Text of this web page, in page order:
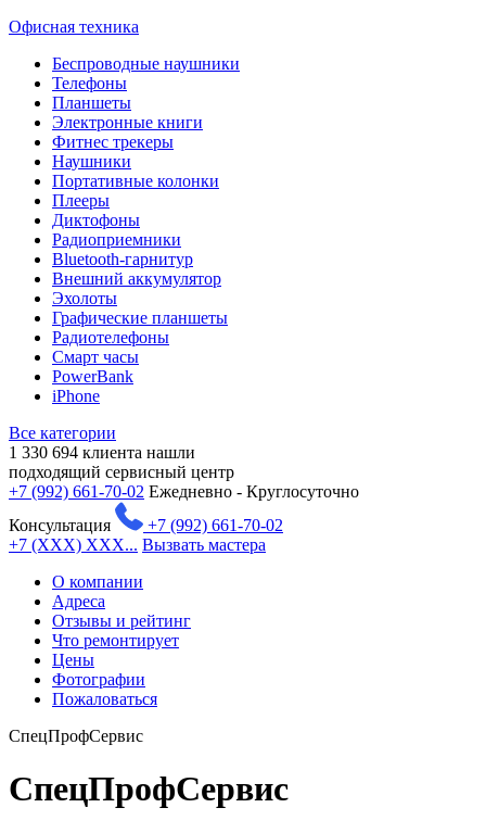
Офисная техника
Беспроводные наушники
Телефоны
Планшеты
Электронные книги
Фитнес трекеры
Наушники
Портативные колонки
Плееры
Диктофоны
Радиоприемники
Bluetooth-гарнитур
Внешний аккумулятор
Эхолоты
Графические планшеты
Радиотелефоны
Смарт часы
PowerBank
iPhone
Все категории
1 330 694 клиента нашли
подходящий сервисный центр
+7 (992) 661-70-02 Ежедневно - Круглосуточно
Консультация
+7 (992) 661-70-02
+7 (XXX) XXX... Вызвать мастера
О компании
Адреса
Отзывы и рейтинг
Что ремонтирует
Цены
Фотографии
Пожаловаться
СпецПрофСервис
СпецПрофСервис